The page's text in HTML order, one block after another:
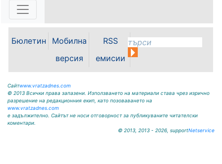
Венци Иванов, разби с
Монтана до 19 години в спаринг,
Бюлетин
Мобилна
версия
RSS
емисии
Сайтwww.vratzadnes.com
© 2013 Всички права запазени. Използването на материали става чрез изрично
разрешение на редакционния екип, като позоваването на
www.vratzadnes.com
е задължително. Сайтът не носи отговорност за публикуваните читателски
коментари.
© 2013, 2013 - 2026, supportNetservice